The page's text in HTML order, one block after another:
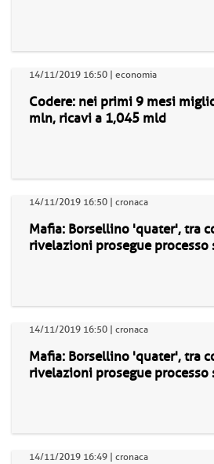
14/11/2019 16:50 | economia
Codere: nei primi 9 mesi
mln, ricavi a 1,045 mld
14/11/2019 16:50 | cronaca
Mafia: Borsellino 'quater', tra
rivelazioni prosegue processo
14/11/2019 16:50 | cronaca
Mafia: Borsellino 'quater', tra
rivelazioni prosegue processo
14/11/2019 16:49 | cronaca